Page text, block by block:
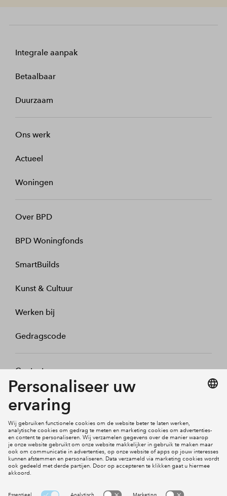
Integrale aanpak
Betaalbaar
Duurzaam
Ons werk
Actueel
Woningen
Over BPD
BPD Woningfonds
SmartBuilds
Kunst & Cultuur
Werken bij
Gedragscode
Contact
Mijn profiel
Social Media